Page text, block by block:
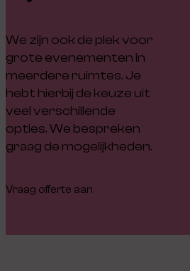
We zijn ook de plek voor
grote evenementen in
meerdere ruimtes. Je
hebt hierbij de keuze uit
veel verschillende
opties. We bespreken
graag de mogelijkheden.
Vraag offerte aan